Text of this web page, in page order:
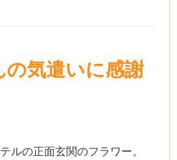
の気遣いに感謝
ルの正面玄関のフラワー。